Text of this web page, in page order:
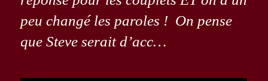
peu changé les paroles ! On pense
que Steve serait d’acc…